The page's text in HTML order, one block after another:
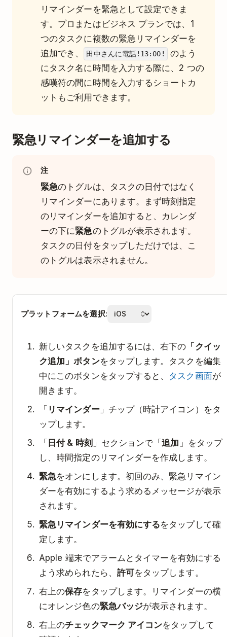
リマインダーを緊急として設定できま
す。プロまたはビジネス プランでは、1
つのタスクに複数の緊急リマインダーを
追加でき、
田中さんに電話!13:00!
のよう
にタスク名に時間を入力する際に、2 つの
感嘆符の間に時間を入力するショートカ
ットもご利用できます。
緊急リマインダーを追加する
注
緊急のトグルは、タスクの日付ではなく
リマインダーにあります。まず時刻指定
のリマインダーを追加すると、カレンダ
ーの下に緊急のトグルが表示されます。
タスクの日付をタップしただけでは、こ
のトグルは表示されません。
プラットフォームを選択:
新しいタスクを追加するには、右下の 「クイッ
ク追加」ボタンをタップします。タスクを編集
中にこのボタンをタップすると、 タスク画面が
開きます。
「 リマインダー」チップ（時計アイコン）をタ
ップします。
「日付 & 時刻 」セクションで「追加 」をタップ
し、時間指定のリマインダーを作成します。
緊急をオンにします。初回のみ、緊急リマイン
ダーを有効にするよう求めるメッセージが表示
されます。
緊急リマインダーを有効にするをタップして確
定します。
Apple 端末でアラームとタイマーを有効にする
よう求められたら、 許可をタップします。
右上の保存をタップします。リマインダーの横
にオレンジ色の緊急バッジが表示されます。
右上のチェックマーク アイコンをタップして